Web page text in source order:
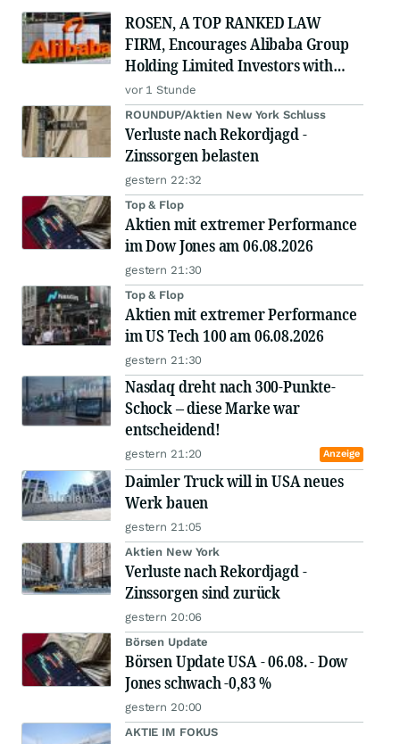
ROSEN, A TOP RANKED LAW
FIRM, Encourages Alibaba Group
Holding Limited Investors with
Losses in Excess of $100K to Secure
Counsel Before Important Deadline
in Securities Class Action - BABA
vor 1 Stunde
ROUNDUP/Aktien New York Schluss
Verluste nach Rekordjagd -
Zinssorgen belasten
gestern 22:32
Top & Flop
Aktien mit extremer Performance
im Dow Jones am 06.08.2026
gestern 21:30
Top & Flop
Aktien mit extremer Performance
im US Tech 100 am 06.08.2026
gestern 21:30
Nasdaq dreht nach 300-Punkte-
Schock – diese Marke war
entscheidend!
gestern 21:20 Anzeige
Daimler Truck will in USA neues
Werk bauen
gestern 21:05
Aktien New York
Verluste nach Rekordjagd -
Zinssorgen sind zurück
gestern 20:06
Börsen Update
Börsen Update USA - 06.08. - Dow
Jones schwach -0,83 %
gestern 20:00
AKTIE IM FOKUS